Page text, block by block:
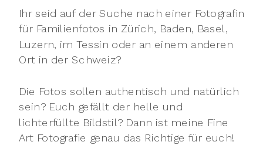
Ihr seid auf der Suche nach einer Fotografin
für Familienfotos in Zürich, Baden, Basel,
Luzern, im Tessin oder an einem anderen
Ort in der Schweiz?
Die Fotos sollen authentisch und natürlich
sein? Euch gefällt der helle und
lichterfüllte Bildstil? Dann ist meine Fine
Art Fotografie genau das Richtige für euch!